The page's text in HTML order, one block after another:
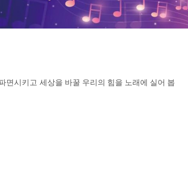
면시키고 세상을 바꿀 우리의 힘을 노래에 실어 봅